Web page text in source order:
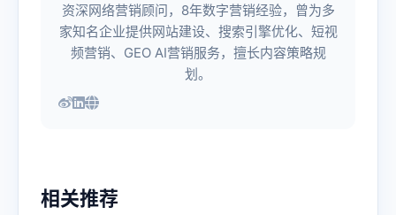
资深网络营销顾问，8年数字营销经验，曾为多
家知名企业提供网站建设、搜索引擎优化、短视
频营销、GEO AI营销服务，擅长内容策略规
划。
相关推荐